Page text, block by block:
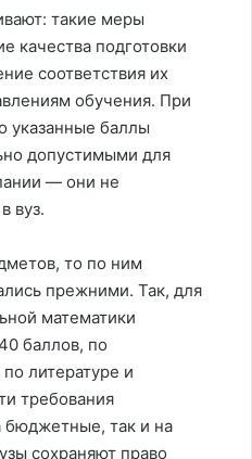
такие меры
качества подготовки
соответствия их
обучения. При
указанные баллы
допустимыми для
— они не
вуз.
то по ним
прежними. Так, для
математики
баллов, по
литературе и
требования
бюджетные, так и на
сохраняют право